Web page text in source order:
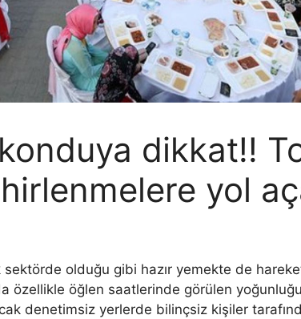
dikkat!!
yol
sektörde olduğu gibi hazır yemekte de
özellikle öğlen saatlerinde görülen
denetimsiz yerlerde bilinçsiz kişiler